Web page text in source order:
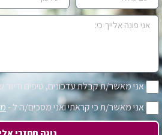
אני מאשר/ת קבלת עדכונים, טיפים ודיוור
אני מאשר/ת כי קראתי ואני מסכים/ה ל -